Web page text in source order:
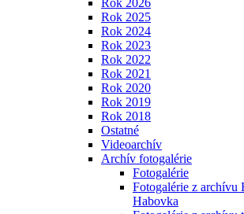
Rok 2026
Rok 2025
Rok 2024
Rok 2023
Rok 2022
Rok 2021
Rok 2020
Rok 2019
Rok 2018
Ostatné
Videoarchív
Archív fotogalérie
Fotogalérie
Fotogalérie z archívu
Habovka